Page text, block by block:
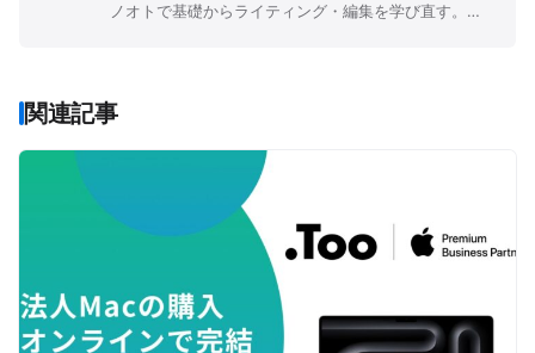
ノオトで基礎からライティング・編集を学び直す。現
ィスカヴァー携書）。
関連記事